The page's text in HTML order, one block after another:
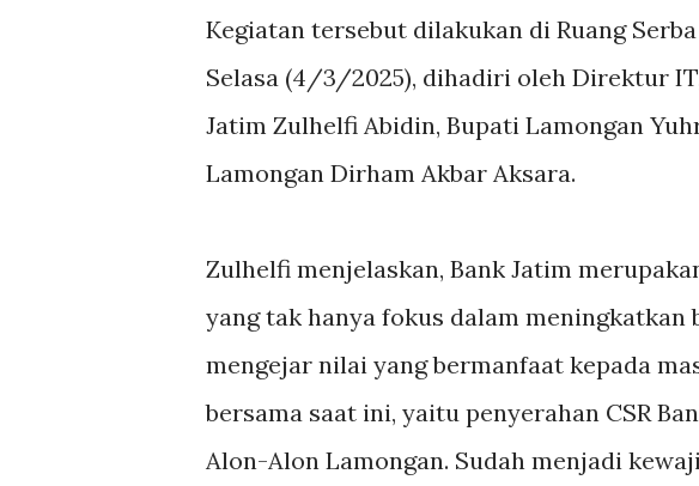
Kegiatan tersebut dilakukan di Ruang
Selasa (4/3/2025), dihadiri oleh Direktur
Jatim Zulhelfi Abidin, Bupati Lamongan
Lamongan Dirham Akbar Aksara.
Zulhelfi menjelaskan, Bank Jatim
yang tak hanya fokus dalam meningkatkan
mengejar nilai yang bermanfaat kepada
bersama saat ini, yaitu penyerahan CSR
Alon-Alon Lamongan. Sudah menjadi